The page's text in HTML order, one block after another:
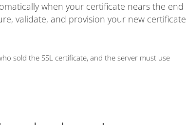
when your certificate nears the end
validate, and provision your new certificate
sold the SSL certificate, and the server must use